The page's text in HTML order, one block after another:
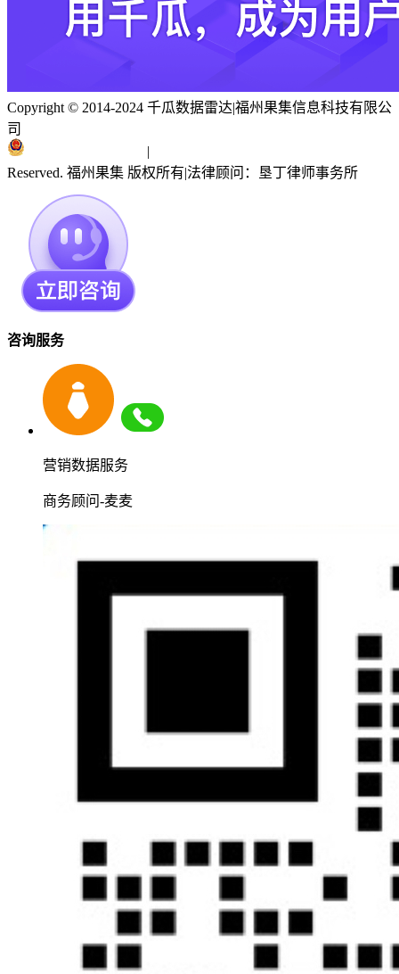
Copyright © 2014-2024 千瓜数据雷达|福州果集信息科技有限公
司
|
Reserved. 福州果集 版权所有|法律顾问：垦丁律师事务所
咨询服务
营销数据服务
商务顾问-麦麦